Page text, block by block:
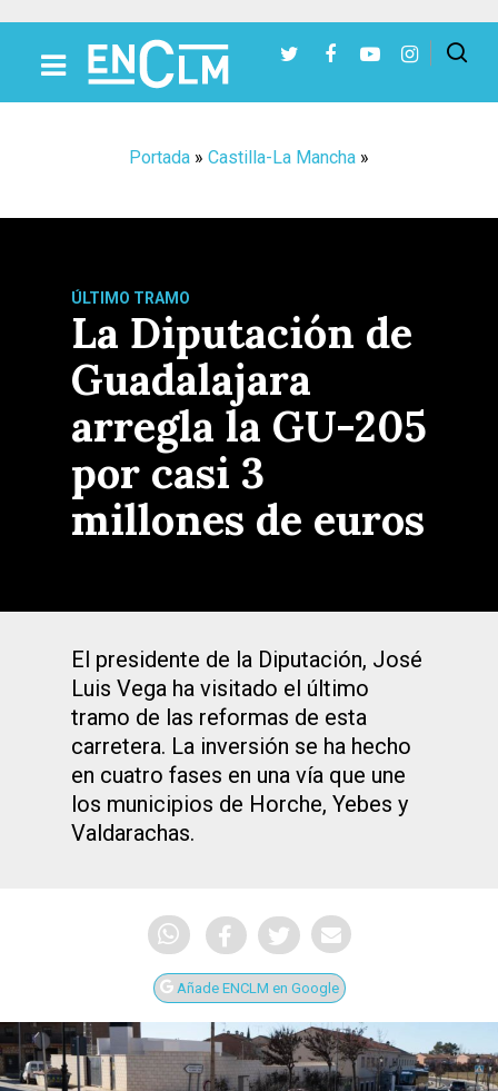
Portada » Castilla-La Mancha »
ÚLTIMO TRAMO
La Diputación de
Guadalajara
arregla la GU-205
por casi 3
millones de euros
El presidente de la Diputación, José
Luis Vega ha visitado el último
tramo de las reformas de esta
carretera. La inversión se ha hecho
en cuatro fases en una vía que une
los municipios de Horche, Yebes y
Valdarachas.
Añade ENCLM en Google